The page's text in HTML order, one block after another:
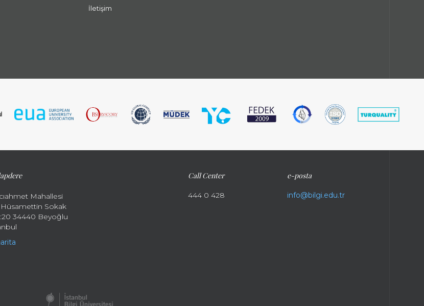
İletişim
Mahallesi
Hüsamettin Sokak
34440 Beyoğlu
Call Center
444 0 428
e-posta
info@bilgi.edu.tr